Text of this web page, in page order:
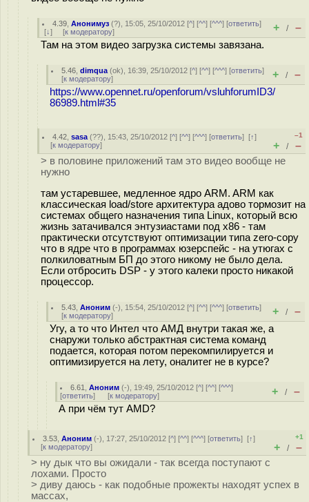
4.39 ,Анонимуз (?), 15:05, 25/10/2012 [^] [^^] [^^^] [ответить]
[↓] [к модератору] + / –
Там на этом видео загрузка системы завязана.
5.46 ,dimqua (ok), 16:39, 25/10/2012 [^] [^^] [^^^] [ответить]
[к модератору] + / –
https://www.opennet.ru/openforum/vsluhforumID3/
86989.html#35
4.42 ,sasa (??), 15:43, 25/10/2012 [^] [^^] [^^^] [ответить][↑]
[к модератору]
–1
+ / –
> в половине приложений там это видео вообще не
нужно
там устаревшее, медленное ядро ARM. ARM как
классическая load/store архитектура адово тормозит на
системах общего назначения типа Linux, который всю
жизнь затачивался энтузиастами под х86 - там
практически отсутствуют оптимизации типа zero-copy
что в ядре что в программах юзерспейс - на утюгах с
полкиловатным БП до этого никому не было дела.
Если отбросить DSP - у этого калеки просто никакой
процессор.
5.43 ,Аноним (-), 15:54, 25/10/2012 [^] [^^] [^^^] [ответить]
[к модератору] + / –
Угу, а то что Интел что АМД внутри такая же, а
снаружи только абстрактная система команд
подается, которая потом перекомпилируется и
оптимизируется на лету, оналитег не в курсе?
6.61 ,Аноним (-), 19:49, 25/10/2012 [^] [^^] [^^^]
[ответить] [к модератору] + / –
А при чём тут AMD?
3.53 ,Аноним (-), 17:27, 25/10/2012 [^] [^^] [^^^] [ответить][↑]
[к модератору]
+1
+ / –
> ну дык что вы ожидали - так всегда поступают с
лохами. Просто
> диву даюсь - как подобные прожекты находят успех в
массах,